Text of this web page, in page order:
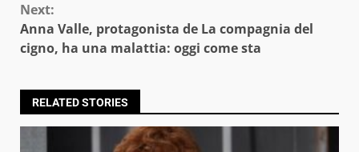
Next:
Anna Valle, protagonista de La compagnia del
cigno, ha una malattia: oggi come sta
RELATED STORIES